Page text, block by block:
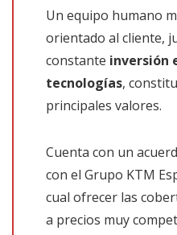
Un equipo humano
orientado al cliente,
constante inversión
tecnologías,
principales valores.
Cuenta con un
con el Grupo KTM
cual ofrecer las
a precios muy